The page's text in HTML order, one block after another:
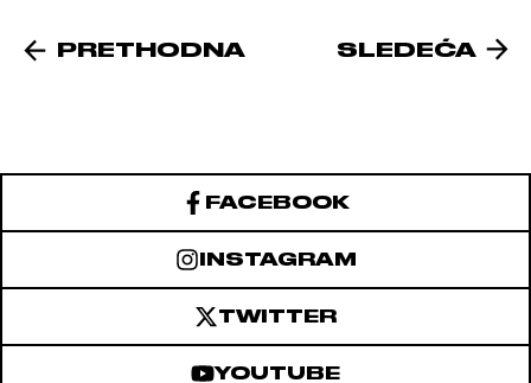
PRETHODNA SLEDEĆA
FACEBOOK
INSTAGRAM
TWITTER
YOUTUBE